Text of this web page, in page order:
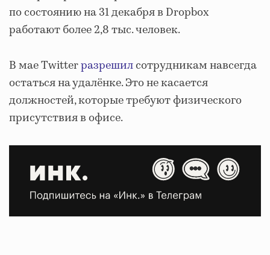
по состоянию на 31 декабря в Dropbox
работают более 2,8 тыс. человек.
В мае Twitterразрешилсотрудникам навсегда
остаться на удалёнке. Это не касается
должностей, которые требуют физического
присутствия в офисе.